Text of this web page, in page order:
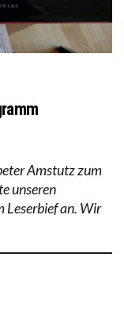
Amstutz zum
unseren
Leserbief an. Wir